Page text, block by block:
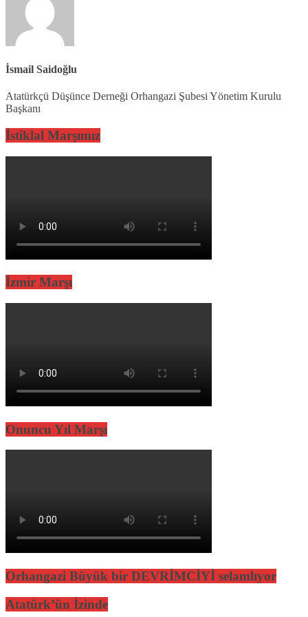
İsmail Saidoğlu
Atatürkçü Düşünce Derneği Orhangazi Şubesi Yönetim Kurulu
Başkanı
İstiklal Marşımız
İzmir Marşı
Onuncu Yıl Marşı
Orhangazi Büyük bir DEVRİMCİYİ selamlıyor
Atatürk’ün İzinde